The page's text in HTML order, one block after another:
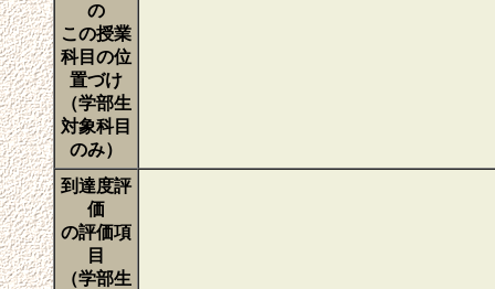
の
この授業
科目の位
置づけ
（学部生
対象科目
のみ）
到達度評
価
の評価項
目
（学部生